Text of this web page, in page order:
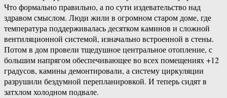
Что формально правильно, а по сути издевательство над
здравом смыслом. Люди жили в огромном старом доме, где
температура поддерживалась десятком каминов и сложной
вентиляционной системой, изначально встроенной в стены.
Потом в дом провели тщедушное центральное отопление, с
большим напрягом обеспечивающее во всех помещениях +12
градусов, камины демонтировали, а систему циркуляции
разрушили бездумной перепланировкой. И теперь сидят в
затхлом холодном подвале.